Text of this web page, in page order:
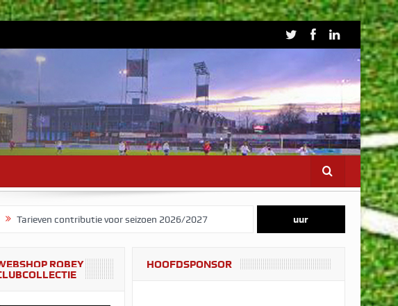
Tarieven contributie voor seizoen 2026/2027
voor seizoen 2026/2027
uur
ROBEY
HOOFDSPONSOR